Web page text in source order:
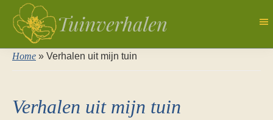
Door
naar
hoofd
Tuinverhalen
Dagboek
natuurlijk
Home » Verhalen uit mijn tuin
Verhalen uit mijn tuin